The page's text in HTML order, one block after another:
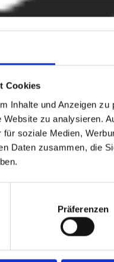
Cookies
Inhalte und Anzeigen
Website zu analysieren.
soziale Medien,
Daten zusammen, die
Präferenzen